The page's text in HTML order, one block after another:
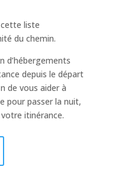
liste
du chemin.
d’hébergements
depuis le départ
de vous aider à
pour passer la nuit,
itinérance.